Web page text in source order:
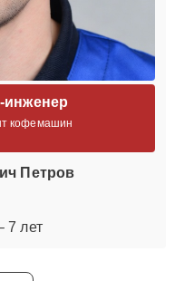
инженер
кофемашин
Петров
7 лет